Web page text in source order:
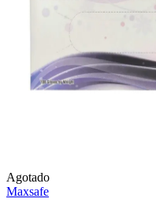
Agotado
Maxsafe